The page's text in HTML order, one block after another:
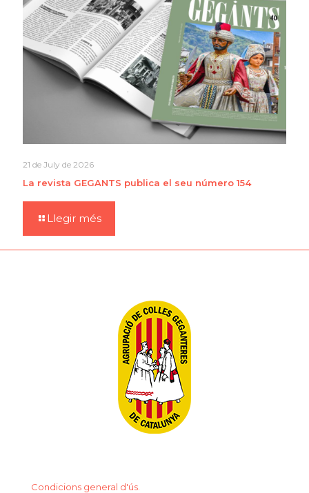
21 de July de 2026
La revista GEGANTS publica el seu número 154
Llegir més
Condicions general d'ús.